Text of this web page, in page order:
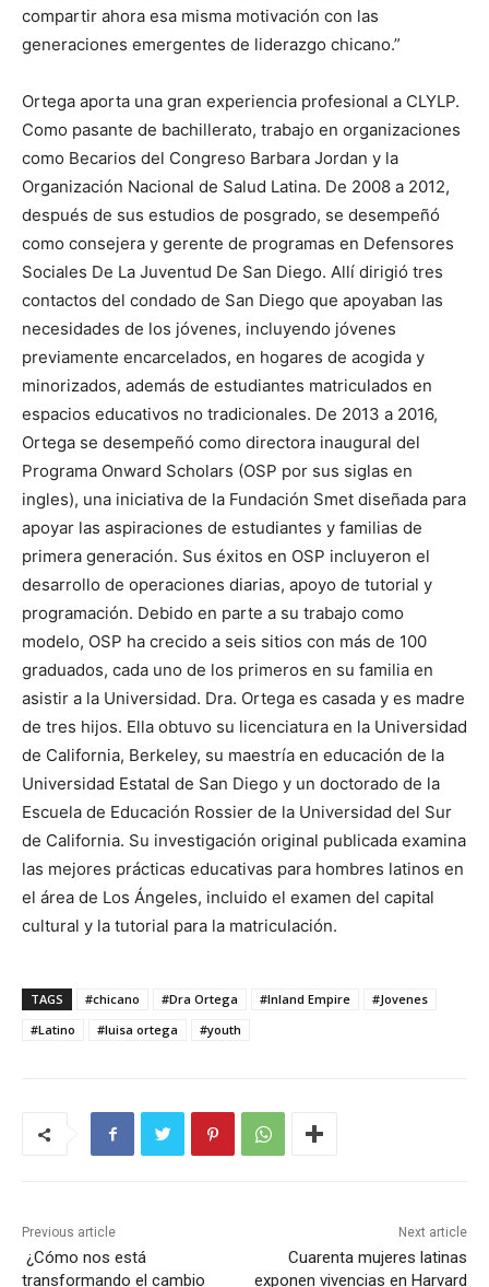
compartir ahora esa misma motivación con las
generaciones emergentes de liderazgo chicano.”
Ortega aporta una gran experiencia profesional a CLYLP.
Como pasante de bachillerato, trabajo en organizaciones
como Becarios del Congreso Barbara Jordan y la
Organización Nacional de Salud Latina. De 2008 a 2012,
después de sus estudios de posgrado, se desempeñó
como consejera y gerente de programas en Defensores
Sociales De La Juventud De San Diego. Allí dirigió tres
contactos del condado de San Diego que apoyaban las
necesidades de los jóvenes, incluyendo jóvenes
previamente encarcelados, en hogares de acogida y
minorizados, además de estudiantes matriculados en
espacios educativos no tradicionales. De 2013 a 2016,
Ortega se desempeñó como directora inaugural del
Programa Onward Scholars (OSP por sus siglas en
ingles), una iniciativa de la Fundación Smet diseñada para
apoyar las aspiraciones de estudiantes y familias de
primera generación. Sus éxitos en OSP incluyeron el
desarrollo de operaciones diarias, apoyo de tutorial y
programación. Debido en parte a su trabajo como
modelo, OSP ha crecido a seis sitios con más de 100
graduados, cada uno de los primeros en su familia en
asistir a la Universidad. Dra. Ortega es casada y es madre
de tres hijos. Ella obtuvo su licenciatura en la Universidad
de California, Berkeley, su maestría en educación de la
Universidad Estatal de San Diego y un doctorado de la
Escuela de Educación Rossier de la Universidad del Sur
de California. Su investigación original publicada examina
las mejores prácticas educativas para hombres latinos en
el área de Los Ángeles, incluido el examen del capital
cultural y la tutorial para la matriculación.
TAGS #chicano #Dra Ortega #Inland Empire
#Jovenes
#Latino
#luisa ortega #youth
Previous article
¿Cómo nos está
transformando el cambio
Next article
Cuarenta mujeres latinas
exponen vivencias en Harvard